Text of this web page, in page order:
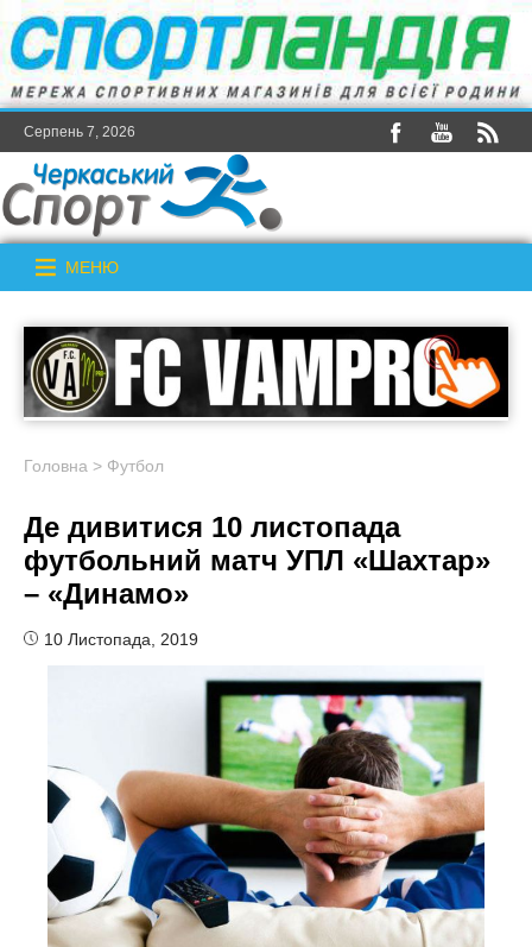
Серпень 7, 2026
МЕНЮ
Головна > Футбол
Де дивитися 10 листопада
футбольний матч УПЛ «Шахтар»
– «Динамо»
10 Листопада, 2019